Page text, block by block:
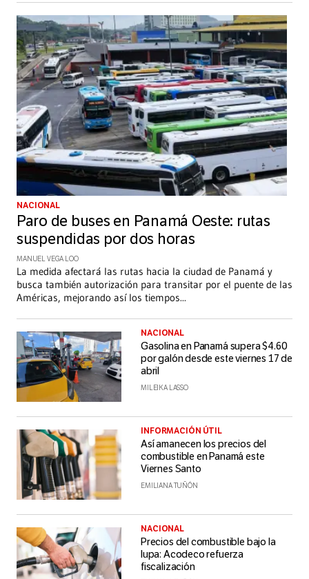
NACIONAL
Paro de buses en Panamá Oeste: rutas
suspendidas por dos horas
MANUEL VEGA LOO
La medida afectará las rutas hacia la ciudad de Panamá y
busca también autorización para transitar por el puente de las
Américas, mejorando así los tiempos...
NACIONAL
Gasolina en Panamá supera $4.60
por galón desde este viernes 17 de
abril
MILEIKA LASSO
INFORMACIÓN ÚTIL
Así amanecen los precios del
combustible en Panamá este
Viernes Santo
EMILIANA TUÑÓN
NACIONAL
Precios del combustible bajo la
lupa: Acodeco refuerza
fiscalización